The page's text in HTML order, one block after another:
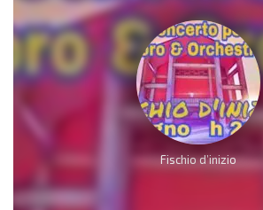
Fischio d’inizio